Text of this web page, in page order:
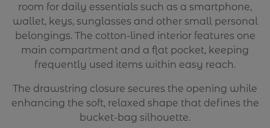
room for daily essentials such as a smartphone,
wallet, keys, sunglasses and other small personal
belongings. The cotton-lined interior features one
main compartment and a flat pocket, keeping
frequently used items within easy reach.
The drawstring closure secures the opening while
enhancing the soft, relaxed shape that defines the
bucket-bag silhouette.